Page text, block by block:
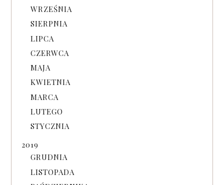
WRZEŚNIA
SIERPNIA
LIPCA
CZERWCA
MAJA
KWIETNIA
MARCA
LUTEGO
STYCZNIA
2019
GRUDNIA
LISTOPADA